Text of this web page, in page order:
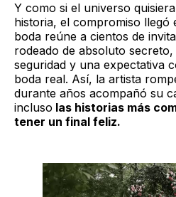
Y como si el universo
historia, el compromiso llegó
boda reúne a cientos de
rodeado de absoluto
seguridad y una expectativa
boda real. Así, la artista
durante años acompañó su
incluso las historias más
tener un final feliz.